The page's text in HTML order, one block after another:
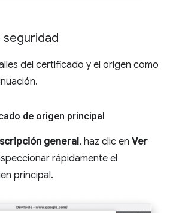
del certificado y el origen como
de origen principal
general, haz clic en Ver
rápidamente el
principal.